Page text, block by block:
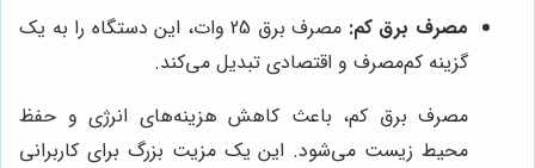
مصرف برق کم:
مصرف برق 25 وات، این دستگاه را به یک
گزینه کم‌مصرف و اقتصادی تبدیل می‌کند.
مصرف برق کم، باعث کاهش هزینه‌های انرژی و حفظ
محیط زیست می‌شود. این یک مزیت بزرگ برای کاربرانی